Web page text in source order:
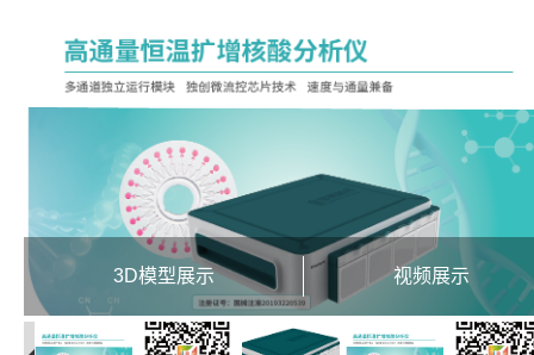
3D模型展示 视频展示